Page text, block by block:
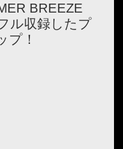
BREEZE
ル収録したプ
プ！